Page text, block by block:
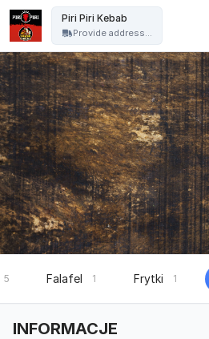
Piri Piri Kebab
Provide address...
5 Falafel 1 Frytki 1
INFORMACJE